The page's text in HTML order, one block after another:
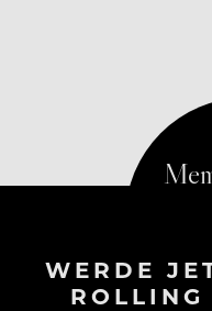
WERDE